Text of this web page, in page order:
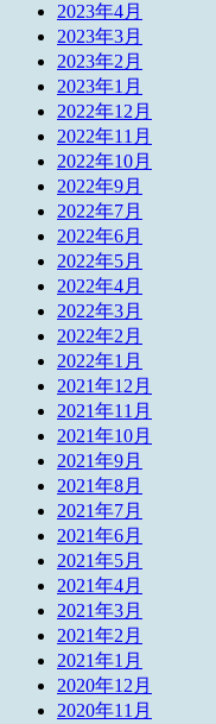
2023年4月
2023年3月
2023年2月
2023年1月
2022年12月
2022年11月
2022年10月
2022年9月
2022年7月
2022年6月
2022年5月
2022年4月
2022年3月
2022年2月
2022年1月
2021年12月
2021年11月
2021年10月
2021年9月
2021年8月
2021年7月
2021年6月
2021年5月
2021年4月
2021年3月
2021年2月
2021年1月
2020年12月
2020年11月